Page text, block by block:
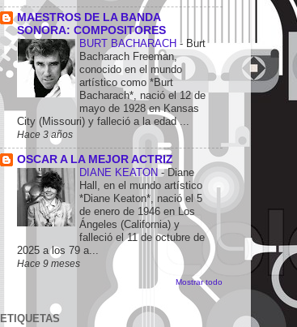
MAESTROS DE LA BANDA
SONORA: COMPOSITORES
BURT BACHARACH - Burt
Bacharach Freeman,
conocido en el mundo
artístico como *Burt
Bacharach*, nació el 12 de
mayo de 1928 en Kansas
City (Missouri) y falleció a la edad ...
Hace 3 años
OSCAR A LA MEJOR ACTRIZ
DIANE KEATON-Diane
Hall, en el mundo artístico
*Diane Keaton*, nació el 5
de enero de 1946 en Los
Ángeles (California) y
falleció el 11 de octubre de
2025 a los 79 a...
Hace 9 meses
Mostrar todo
ETIQUETAS